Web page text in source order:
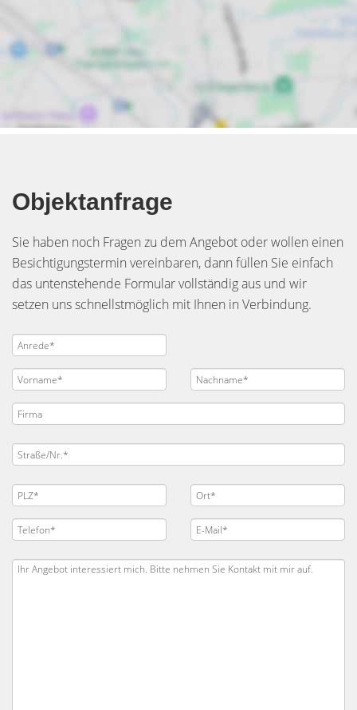
Objektanfrage
Sie haben noch Fragen zu dem Angebot oder wollen einen
Besichtigungstermin vereinbaren, dann füllen Sie einfach
das untenstehende Formular vollständig aus und wir
setzen uns schnellstmöglich mit Ihnen in Verbindung.